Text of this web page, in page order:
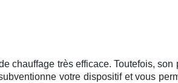
chauffage très efficace. Toutefois, son
votre dispositif et vous